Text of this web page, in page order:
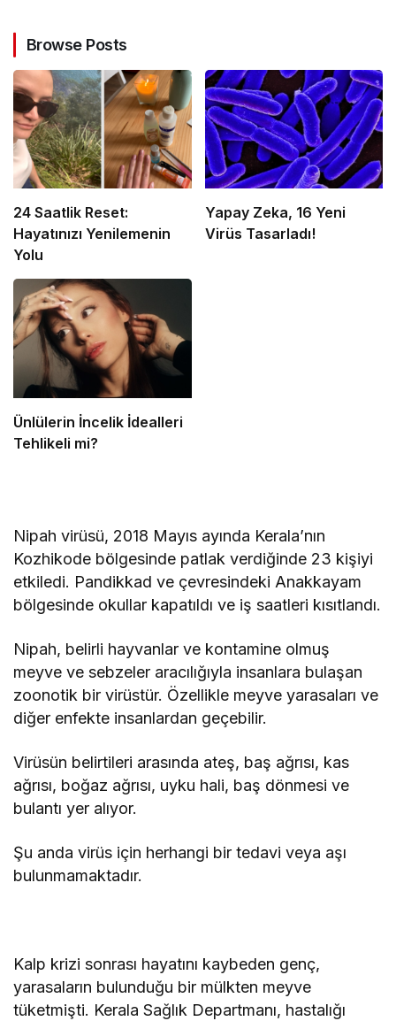
Browse Posts
24 Saatlik Reset:
Hayatınızı Yenilemenin
Yolu
Yapay Zeka, 16 Yeni
Virüs Tasarladı!
Ünlülerin İncelik İdealleri
Tehlikeli mi?
Nipah virüsü, 2018 Mayıs ayında Kerala’nın
Kozhikode bölgesinde patlak verdiğinde 23 kişiyi
etkiledi. Pandikkad ve çevresindeki Anakkayam
bölgesinde okullar kapatıldı ve iş saatleri kısıtlandı.
Nipah, belirli hayvanlar ve kontamine olmuş
meyve ve sebzeler aracılığıyla insanlara bulaşan
zoonotik bir virüstür. Özellikle meyve yarasaları ve
diğer enfekte insanlardan geçebilir.
Virüsün belirtileri arasında ateş, baş ağrısı, kas
ağrısı, boğaz ağrısı, uyku hali, baş dönmesi ve
bulantı yer alıyor.
Şu anda virüs için herhangi bir tedavi veya aşı
bulunmamaktadır.
Kalp krizi sonrası hayatını kaybeden genç,
yarasaların bulunduğu bir mülkten meyve
tüketmişti. Kerala Sağlık Departmanı, hastalığı